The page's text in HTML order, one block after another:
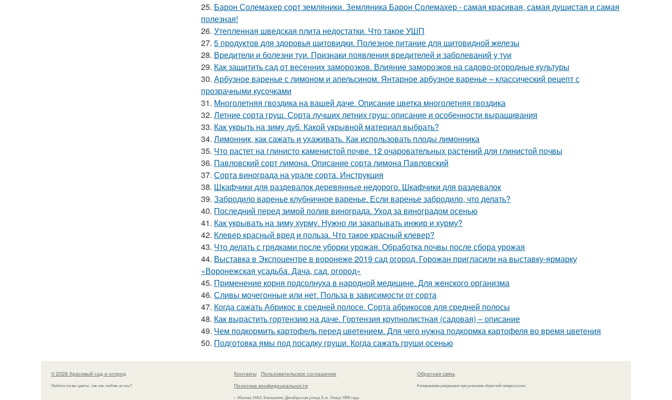
25. Барон Солемахер сорт земляники. Земляника Барон Солемахер - самая красивая, самая душистая и самая
полезная!
26. Утепленная шведская плита недостатки. Что такое УШП
27. 5 продуктов для здоровья щитовидки. Полезное питание для щитовидной железы
28. Вредители и болезни туи. Признаки появления вредителей и заболеваний у туи
29. Как защитить сад от весенних заморозков. Влияние заморозков на садово-огородные культуры
30. Арбузное варенье с лимоном и апельсином. Янтарное арбузное варенье – классический рецепт с
прозрачными кусочками
31. Многолетняя гвоздика на вашей даче. Описание цветка многолетняя гвоздика
32. Летние сорта груш. Сорта лучших летних груш: описание и особенности выращивания
33. Как укрыть на зиму дуб. Какой укрывной материал выбрать?
34. Лимонник, как сажать и ухаживать. Как использовать плоды лимонника
35. Что растет на глинисто каменистой почве. 12 очаровательных растений для глинистой почвы
36. Павловский сорт лимона. Описание сорта лимона Павловский
37. Сорта винограда на урале сорта. Инструкция
38. Шкафчики для раздевалок деревянные недорого. Шкафчики для раздевалок
39. Забродило варенье клубничное варенье. Если варенье забродило, что делать?
40. Последний перед зимой полив винограда. Уход за виноградом осенью
41. Как укрывать на зиму хурму. Нужно ли закапывать инжир и хурму?
42. Клевер красный вред и польза. Что такое красный клевер?
43. Что делать с грядками после уборки урожая. Обработка почвы после сбора урожая
44. Выставка в Экспоцентре в воронеже 2019 сад огород. Горожан пригласили на выставку-ярмарку
«Воронежская усадьба. Дача, сад, огород»
45. Применение корня подсолнуха в народной медицине. Для женского организма
46. Сливы мочегонные или нет. Польза в зависимости от сорта
47. Когда сажать Абрикос в средней полосе. Сорта абрикосов для средней полосы
48. Как вырастить гортензию на даче. Гортензия крупнолистная (садовая) – описание
49. Чем подкормить картофель перед цветением. Для чего нужна подкормка картофеля во время цветения
50. Подготовка ямы под посадку груши. Когда сажать груши осенью
© 2026 Красивый сад и огород
Любите ли вы цветы, так как любим их мы?
Контакты
Пользовательское соглашение
Политика конфидециальности
г. Москва, НАО, Кокошкино, Декабрьская улица 3, м. Улица 1905 года
Обратная связь
Копирование разрешено при указании обратной гиперссылки.